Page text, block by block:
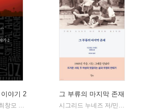
야기 2
아모스 오즈 저/최창모 역
그 부류의 마지막 존재
시그리드 누네즈 저/민승남 역